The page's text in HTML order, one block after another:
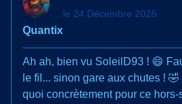
Quantix
le 24 Décembre 2025
Ah ah, bien vu SoleilD93 ! 😄
le fil... sinon gare aux chutes !
quoi concrètement pour ce